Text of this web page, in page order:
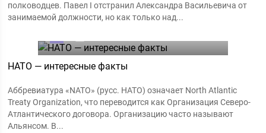
полководцев. Павел I отстранил Александра Васильевича от
занимаемой должности, но как только над...
НАТО — интересные факты
Аббревиатура «NATO» (русс. НАТО) означает North Atlantic
Treaty Organization, что переводится как Организация Северо-
Атлантического договора. Организацию часто называют
Альянсом. В...